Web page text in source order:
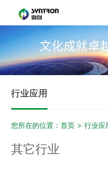
文化成就卓
行业应用
您所在的位置：首页 > 行业应
其它行业